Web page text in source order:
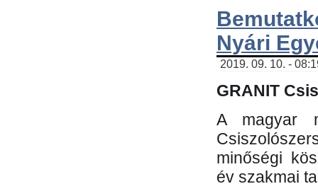
Nyári
2019. 09. 10. -
GRANIT
A magyar
minőségi
év szakmai